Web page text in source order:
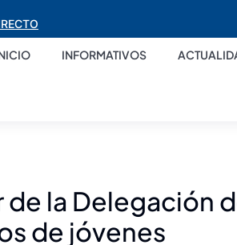
INFORMATIVOS
de la Delegación
de jóvenes